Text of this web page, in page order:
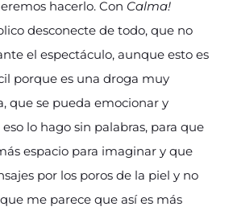
hacerlo. Con Calma!
desconecte de todo, que no
el espectáculo, aunque esto es
porque es una droga muy
que se pueda emocionar y
lo hago sin palabras, para que
espacio para imaginar y que
por los poros de la piel y no
me parece que así es más